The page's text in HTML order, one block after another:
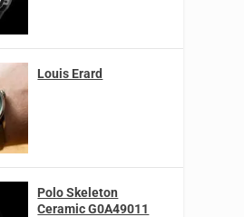
Louis Erard
Polo Skeleton
Ceramic G0A49011